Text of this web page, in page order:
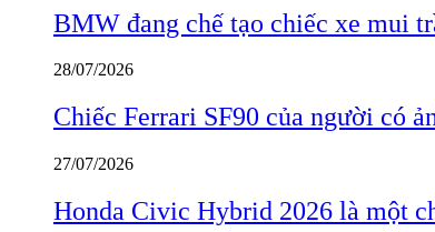
BMW đang chế tạo chiếc xe mui
28/07/2026
Chiếc Ferrari SF90 của người có
27/07/2026
Honda Civic Hybrid 2026 là một